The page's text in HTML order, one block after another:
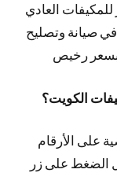
العادي
صيانة وتصليح
وبسعر رخيص
الكويت؟
على الأرقام
الضغط على زر